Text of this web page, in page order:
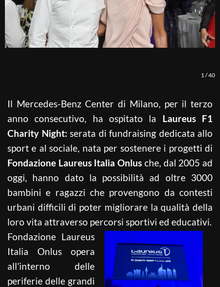
1 /40
Il Mercedes-Benz Center di Milano, per il terzo
anno consecutivo, ha ospitato la Laureus F1
Charity Night: serata di fundraising dedicata allo
sport e al sociale, nata per sostenere i progetti di
Fondazione Laureus Italia Onlus che, dal 2005 ad
oggi, hanno dato la possibilità ad oltre 3000
bambini e ragazzi che provengono da contesti
urbani difficili di poter migliorare la qualità della
loro vita attraverso percorsi sportivi ed educativi.
Fondazione Laureus
Italia Onlus opera
all’interno delle
periferie delle grandi